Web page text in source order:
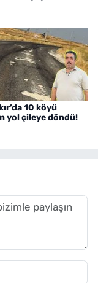
10 köyü
yol çileye döndü!